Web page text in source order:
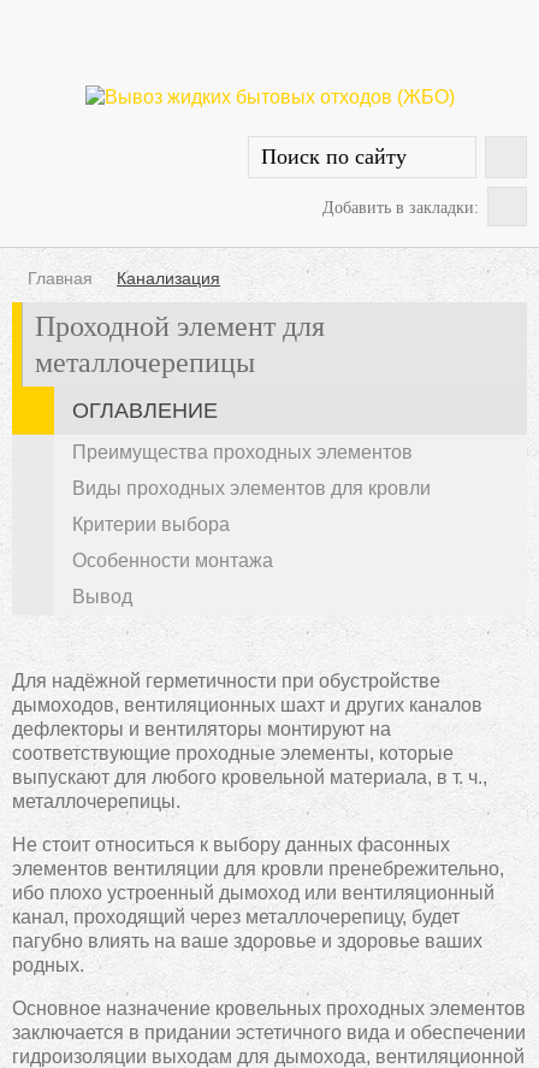
Добавить в закладки:
Главная Канализация
Проходной элемент для
металлочерепицы
ОГЛАВЛЕНИЕ
Преимущества проходных элементов
Виды проходных элементов для кровли
Критерии выбора
Особенности монтажа
Вывод
Для надёжной герметичности при обустройстве
дымоходов, вентиляционных шахт и других каналов
дефлекторы и вентиляторы монтируют на
соответствующие проходные элементы, которые
выпускают для любого кровельной материала, в т. ч.,
металлочерепицы.
Не стоит относиться к выбору данных фасонных
элементов вентиляции для кровли пренебрежительно,
ибо плохо устроенный дымоход или вентиляционный
канал, проходящий через металлочерепицу, будет
пагубно влиять на ваше здоровье и здоровье ваших
родных.
Основное назначение кровельных проходных элементов
заключается в придании эстетичного вида и обеспечении
гидроизоляции выходам для дымохода, вентиляционной